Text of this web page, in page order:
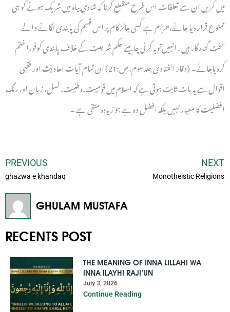
میں کریں ان سے تعلقات اس طرح منقطع کرنا کہ شادی بیاہ میں شریک ہونے کو ہی
ممنوع قرار دیا جائے،حرام ہے کسی جائز کام پر اس قسم کی پابندی لگانے والے
سخت گناہ گار ہیں ، انہیں توبہ کرنی چاہیئے حکم شریعت کے خلاف پابندی کوفورا ختم
کردیاجائے۔ (وقار الفتاوی جلدسوم،ص:21) ان تمام آیات احادیث اور فقہی
اقوال سے یہ بات ثابت ہوتی ہے کہ اسلام میں قومیت،وطنیت، نسل، زبان اور رنگ
افضلیت کا معیار نہیں بلکہ افضل وہ ہے جو زیادہ متقی ہے ۔
PREVIOUS
ghazwa e khandaq
NEXT
Monotheistic Religions
GHULAM MUSTAFA
RECENTS POST
THE MEANING OF INNA LILLAHI WA
INNA ILAYHI RAJI’UN
July 3, 2026
Continue Reading